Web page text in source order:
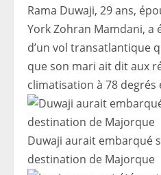
Rama Duwaji, 29 ans,
York Zohran Mamdani, a
d’un vol transatlantique
que son mari ait dit aux
climatisation à 78 degrés
Duwaji aurait embarqué
destination de Majorque